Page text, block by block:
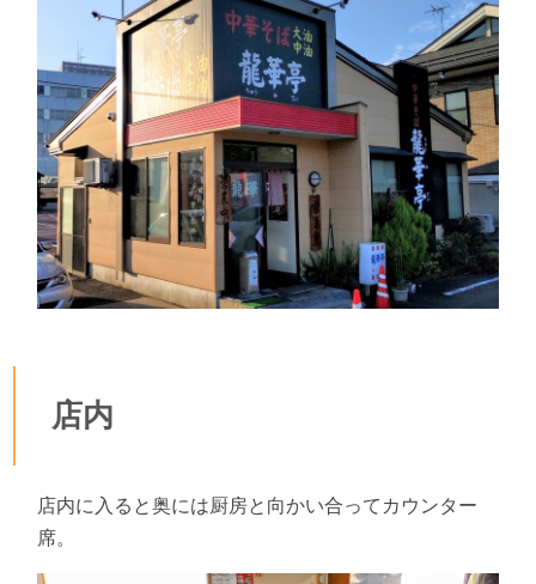
店内
店内に入ると奥には厨房と向かい合ってカウンター
席。